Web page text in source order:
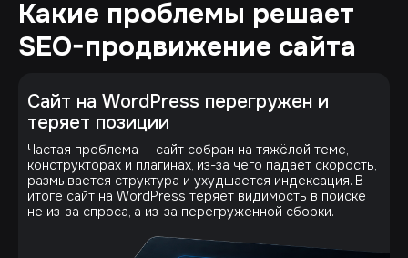
Какие проблемы решает
SEO-продвижение сайта
Сайт на WordPress перегружен и
теряет позиции
Частая проблема — сайт собран на тяжёлой теме,
конструкторах и плагинах, из-за чего падает скорость,
размывается структура и ухудшается индексация. В
итоге сайт на WordPress теряет видимость в поиске
не из-за спроса, а из-за перегруженной сборки.